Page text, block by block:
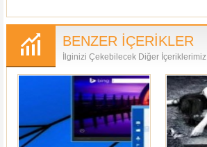
BENZER İÇERİKLER
İlginizi Çekebilecek Diğer İçeriklerimiz